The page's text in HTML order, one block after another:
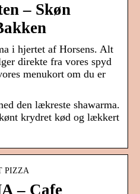
– Skøn
i hjertet af Horsens. Alt
direkte fra vores spyd
menukort om du er
den lækreste shawarma.
krydret kød og lækkert
PIZZA
– Cafe